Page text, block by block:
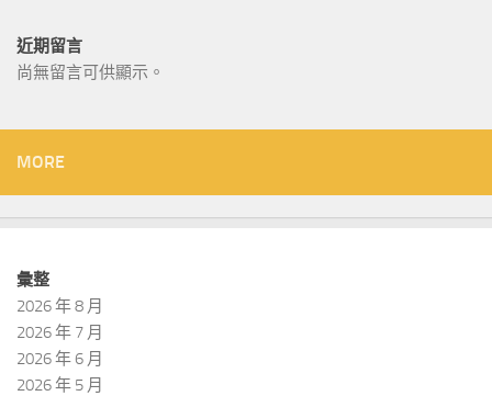
近期留言
尚無留言可供顯示。
MORE
彙整
2026 年 8 月
2026 年 7 月
2026 年 6 月
2026 年 5 月